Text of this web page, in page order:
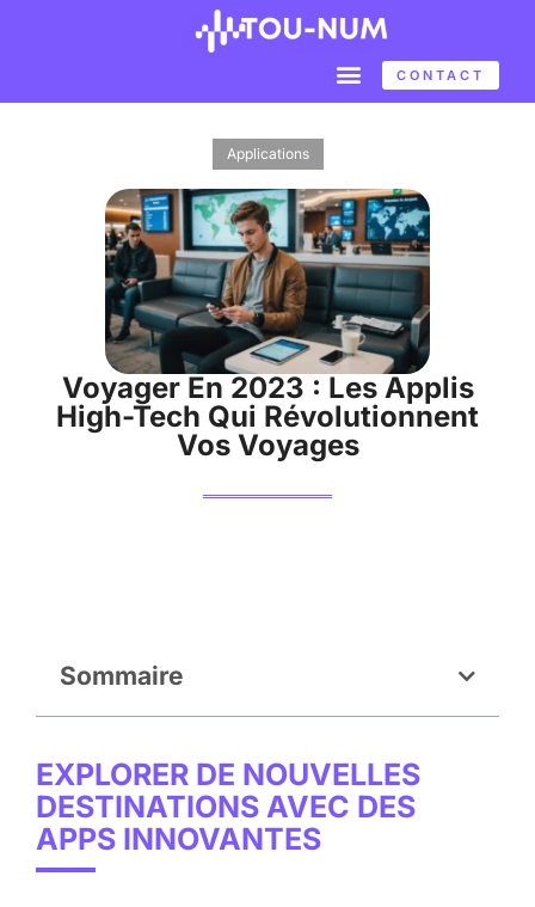
CONTACT
Applications
Voyager En 2023 : Les Applis
High-Tech Qui Révolutionnent
Vos Voyages
Sommaire
EXPLORER DE NOUVELLES
DESTINATIONS AVEC DES
APPS INNOVANTES